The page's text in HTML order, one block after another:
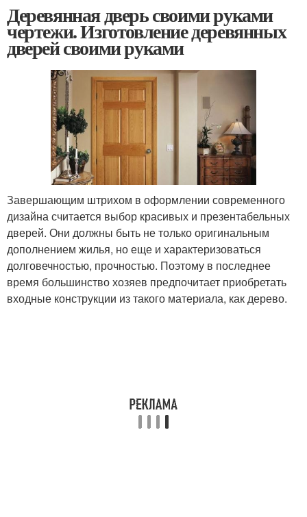
Деревянная дверь своими руками
чертежи. Изготовление деревянных
дверей своими руками
Завершающим штрихом в оформлении современного
дизайна считается выбор красивых и презентабельных
дверей. Они должны быть не только оригинальным
дополнением жилья, но еще и характеризоваться
долговечностью, прочностью. Поэтому в последнее
время большинство хозяев предпочитает приобретать
входные конструкции из такого материала, как дерево.